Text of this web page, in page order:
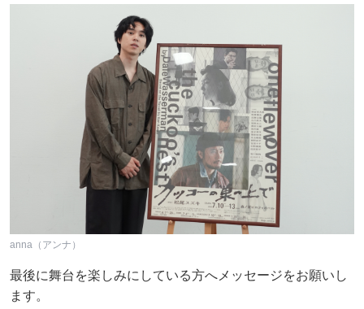
anna（アンナ）
最後に舞台を楽しみにしている方へメッセージをお願いし
ます。